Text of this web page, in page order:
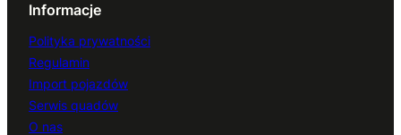
Informacje
Polityka prywatności
Regulamin
Import pojazdów
Serwis quadów
O nas